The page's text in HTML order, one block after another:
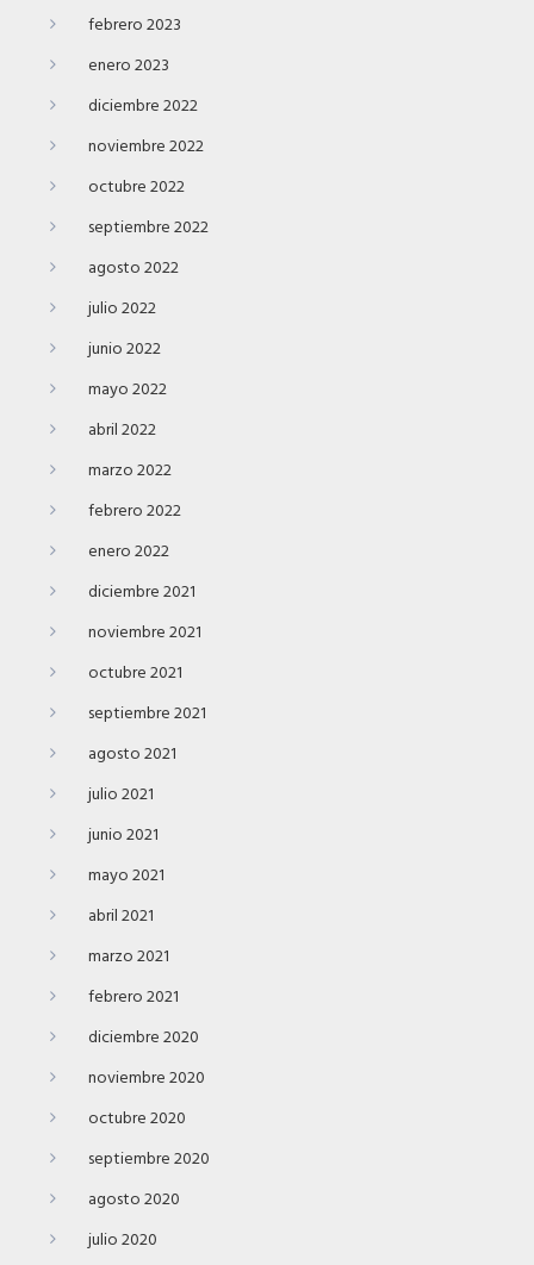
febrero 2023
enero 2023
diciembre 2022
noviembre 2022
octubre 2022
septiembre 2022
agosto 2022
julio 2022
junio 2022
mayo 2022
abril 2022
marzo 2022
febrero 2022
enero 2022
diciembre 2021
noviembre 2021
octubre 2021
septiembre 2021
agosto 2021
julio 2021
junio 2021
mayo 2021
abril 2021
marzo 2021
febrero 2021
diciembre 2020
noviembre 2020
octubre 2020
septiembre 2020
agosto 2020
julio 2020